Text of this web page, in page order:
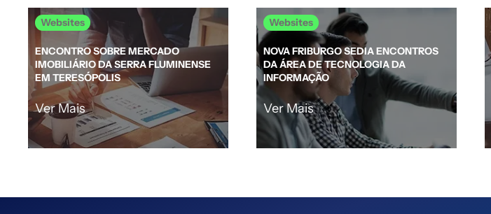
Websites
ENCONTRO SOBRE MERCADO
IMOBILIÁRIO DA SERRA FLUMINENSE
EM TERESÓPOLIS
Ver Mais
Websites
NOVA FRIBURGO SEDIA ENCONTROS
DA ÁREA DE TECNOLOGIA DA
INFORMAÇÃO
Ver Mais